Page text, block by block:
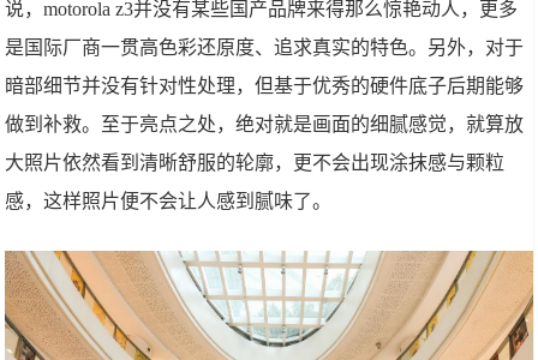
说，motorola z3并没有某些国产品牌来得那么惊艳动人，更多
是国际厂商一贯高色彩还原度、追求真实的特色。另外，对于
暗部细节并没有针对性处理，但基于优秀的硬件底子后期能够
做到补救。至于亮点之处，绝对就是画面的细腻感觉，就算放
大照片依然看到清晰舒服的轮廓，更不会出现涂抹感与颗粒
感，这样照片便不会让人感到腻味了。